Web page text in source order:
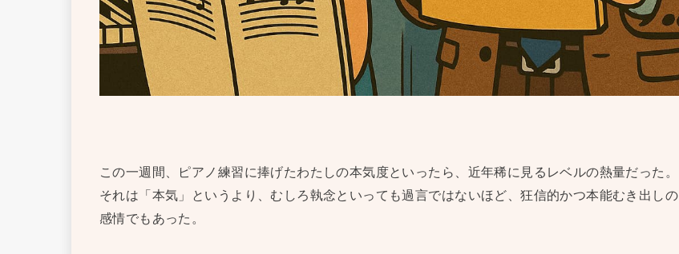
この一週間、ピアノ練習に捧げたわたしの本気度といったら、近年稀に見るレベルの熱量だった。
それは「本気」というより、むしろ執念といっても過言ではないほど、狂信的かつ本能むき出しの
感情でもあった。